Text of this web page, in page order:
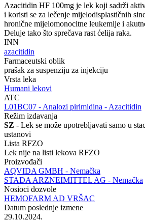
Azacitidin HF 100mg je lek koji sadrži
i koristi se za lečenje mijelodisplastičnih
hronične mijelomonocitne leukemije i
Deluje tako što sprečava rast ćelija raka.
INN
azacitidin
Farmaceutski oblik
prašak za suspenziju za injekciju
Vrsta leka
Humani lekovi
ATC
‍L01BC07 - Analozi pirimidina - Azacitidin
Režim izdavanja
SZ - Lek se može upotrebljavati samo u
ustanovi
Lista RFZO
Lek nije na listi lekova RFZO
Proizvođači
AQVIDA GMBH - Nemačka
STADA ARZNEIMITTEL AG - Nemačka
Nosioci dozvole
HEMOFARM AD VRŠAC
Datum poslednje izmene
29.10.2024.